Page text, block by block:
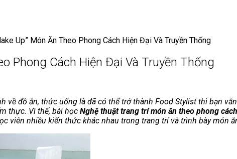
Up” Món Ăn Theo Phong Cách Hiện Đại Và Truyền Thống
Phong Cách Hiện Đại Và Truyền Thống
đồ ăn, thức uống là đã có thể trở thành Food Stylist thì bạn
thực. Vì thế, bài học Nghệ thuật trang trí món ăn theo phong
viên nhiều kiến thức khác nhau trong trang trí và trình bày món